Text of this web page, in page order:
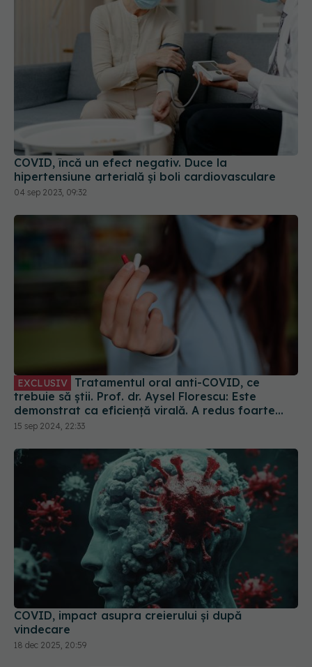
COVID, încă un efect negativ. Duce la
hipertensiune arterială și boli cardiovasculare
04 sep 2023, 09:32
EXCLUSIV
trebuie să știi. Prof. dr. Aysel Florescu: Este
demonstrat ca eficiență virală. A redus foarte
mult riscul de spitalizare
15 sep 2024, 22:33
COVID, impact asupra creierului și după
vindecare
18 dec 2025, 20:59